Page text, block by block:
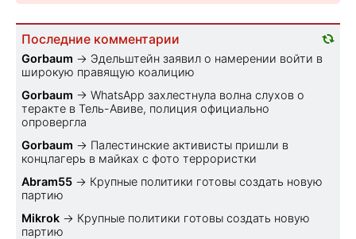
Последние комментарии
Gorbaum → Эдельштейн заявил о намерении войти в
широкую правящую коалицию
Gorbaum → WhatsApp захлестнула волна слухов о
теракте в Тель-Авиве, полиция официально
опровергла
Gorbaum → Палестинские активисты пришли в
концлагерь в майках с фото террористки
Abram55 → Крупные политики готовы создать новую
партию
Mikrok → Крупные политики готовы создать новую
партию